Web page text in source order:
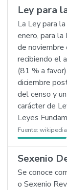
Ley para
La Ley para
enero, para
de
recibiendo el
(81 % a
diciembre
del censo y
carácter de
Leyes
Fuente:
Sexenio
Se conoce
o Sexenio